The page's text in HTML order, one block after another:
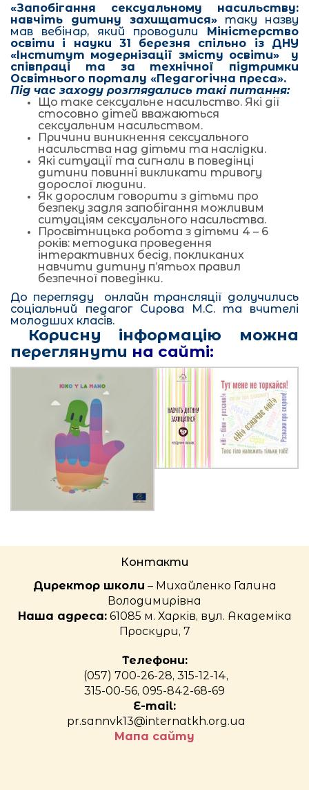
«Запобігання сексуальному насильству:
навчіть дитину захищатися»
таку назву
мав вебінар, який проводили Міністерство
освіти і науки 31 березня спільно із ДНУ
«Інститут модернізації змісту освіти» у
співпраці та за технічної підтримки
Освітнього порталу «Педагогічна преса».
Під час заходу розглядались такі питання:
Що таке сексуальне насильство. Які дії
стосовно дітей вважаються
сексуальним насильством.
Причини виникнення сексуального
насильства над дітьми та наслідки.
Які ситуації та сигнали в поведінці
дитини повинні викликати тривогу
дорослої людини.
Як дорослим говорити з дітьми про
безпеку задля запобігання можливим
ситуаціям сексуального насильства.
Просвітницька робота з дітьми 4 – 6
років: методика проведення
інтерактивних бесід, покликаних
навчити дитину п’ятьох правил
безпечної поведінки.
До перегляду онлайн трансляції долучились
соціальний педагог Сирова М.С. та вчителі
молодших класів.
Корисну інформацію можна
переглянути на сайті:
Контакти
Директор школи – Михайленко Галина
Володимирівна
Наша адреса:61085 м. Харків, вул. Академіка
Проскури, 7
Телефони:
(057) 700-26-28, 315-12-14,
315-00-56, 095-842-68-69
E-mail:
pr.sannvk13@internatkh.org.ua
Мапа сайту